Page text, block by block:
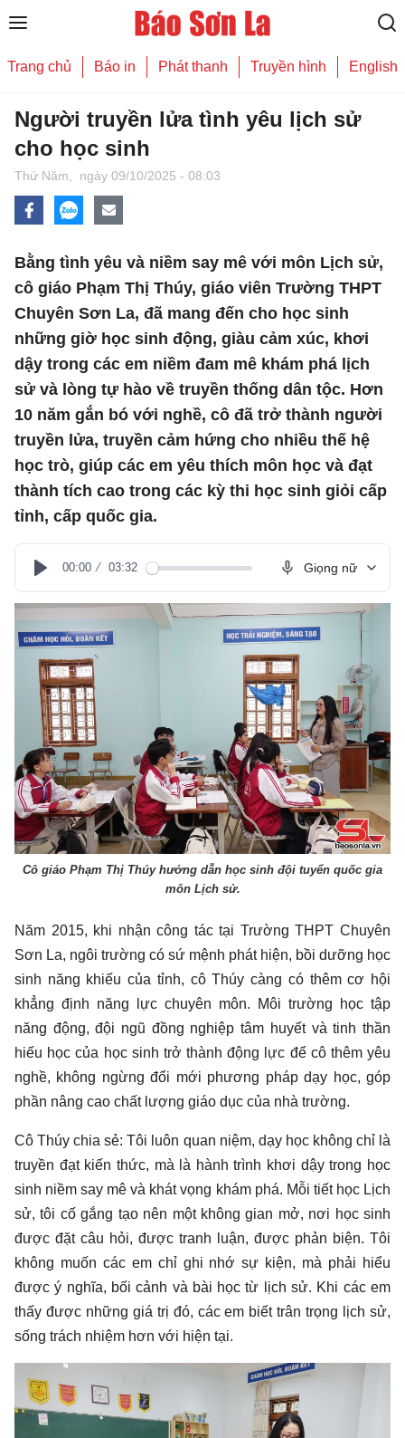
Trang chủ Báo in Phát thanh Truyền hình English
Người truyền lửa tình yêu lịch sử
cho học sinh
Thứ Năm, ngày 09/10/2025 - 08:03
Bằng tình yêu và niềm say mê với môn Lịch sử,
cô giáo Phạm Thị Thúy, giáo viên Trường THPT
Chuyên Sơn La, đã mang đến cho học sinh
những giờ học sinh động, giàu cảm xúc, khơi
dậy trong các em niềm đam mê khám phá lịch
sử và lòng tự hào về truyền thống dân tộc. Hơn
10 năm gắn bó với nghề, cô đã trở thành người
truyền lửa, truyền cảm hứng cho nhiều thế hệ
học trò, giúp các em yêu thích môn học và đạt
thành tích cao trong các kỳ thi học sinh giỏi cấp
tỉnh, cấp quốc gia.
Play
00:00 03:32 Giọng nữ
Cô giáo Phạm Thị Thúy hướng dẫn học sinh đội tuyển quốc gia
môn Lịch sử.
Năm 2015, khi nhận công tác tại Trường THPT Chuyên
Sơn La, ngôi trường có sứ mệnh phát hiện, bồi dưỡng học
sinh năng khiếu của tỉnh, cô Thúy càng có thêm cơ hội
khẳng định năng lực chuyên môn. Môi trường học tập
năng động, đội ngũ đồng nghiệp tâm huyết và tinh thần
hiếu học của học sinh trở thành động lực để cô thêm yêu
nghề, không ngừng đổi mới phương pháp dạy học, góp
phần nâng cao chất lượng giáo dục của nhà trường.
Cô Thúy chia sẻ: Tôi luôn quan niệm, dạy học không chỉ là
truyền đạt kiến thức, mà là hành trình khơi dậy trong học
sinh niềm say mê và khát vọng khám phá. Mỗi tiết học Lịch
sử, tôi cố gắng tạo nên một không gian mở, nơi học sinh
được đặt câu hỏi, được tranh luận, được phản biện. Tôi
không muốn các em chỉ ghi nhớ sự kiện, mà phải hiểu
được ý nghĩa, bối cảnh và bài học từ lịch sử. Khi các em
thấy được những giá trị đó, các em biết trân trọng lịch sử,
sống trách nhiệm hơn với hiện tại.